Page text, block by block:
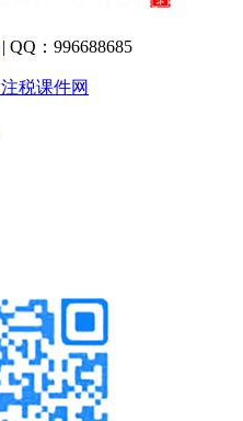
| QQ：996688685
注税课件网